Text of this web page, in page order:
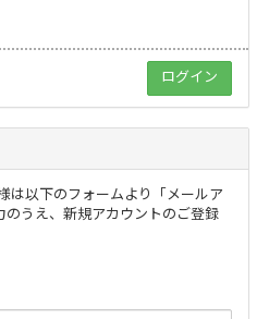
は以下のフォームより「メールア
のうえ、新規アカウントのご登録